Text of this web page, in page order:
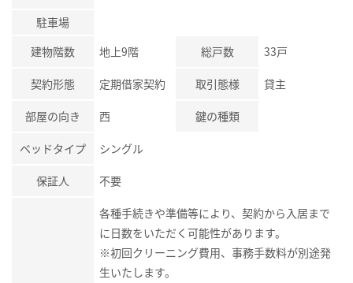
駐車場
建物階数
地上9階 総戸数 33戸
契約形態 定期借家契約 取引態様 貸主
部屋の向き 西 鍵の種類
ベッドタイプ シングル
保証人 不要
各種手続きや準備等により、契約から入居まで
に日数をいただく可能性があります。
※初回クリーニング費用、事務手数料が別途発
生いたします。